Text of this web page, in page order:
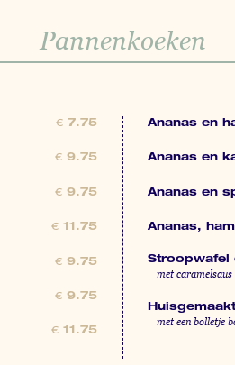
Pannenkoeken
€ 7.75
€ 9.75
€ 9.75
€ 11.75
€ 9.75
€ 9.75
€ 11.75
Ananas en
Ananas en
Ananas en
Ananas,
Stroopwafel
met caramelsaus
met een bolletje